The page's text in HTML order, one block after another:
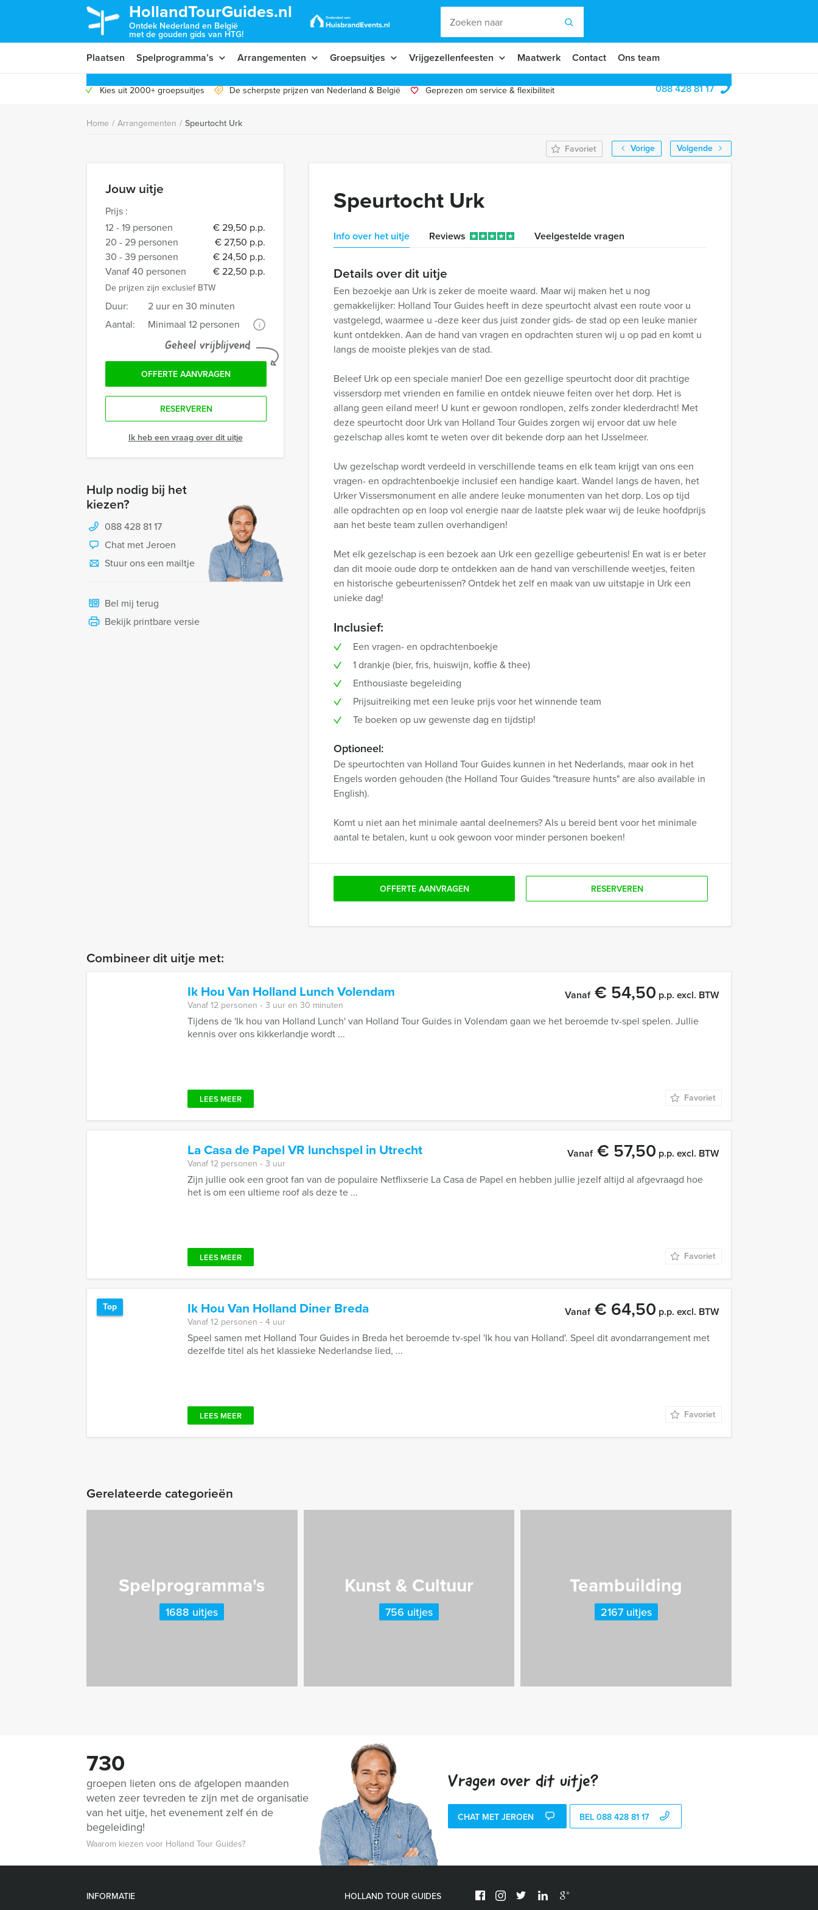
HollandTourGuides.nl
Ontdek Nederland en België
met de gouden gids van HTG!
Plaatsen Spelprogramma’s Arrangementen Groepsuitjes Vrijgezellenfeesten Maatwerk Contact Ons team
Kies uit 2000+ groepsuitjes De scherpste prijzen van Nederland & België Geprezen om service & flexibiliteit 088 428 81 17
Home / Arrangementen / Speurtocht Urk
Vorige
Volgende
Favoriet
Jouw uitje
Prijs :
12 - 19 personen
€ 29,50 p.p.
20 - 29 personen
€ 27,50 p.p.
30 - 39 personen
€ 24,50 p.p.
Vanaf 40 personen
€ 22,50 p.p.
De prijzen zijn exclusief BTW
Duur:
2 uur en 30 minuten
Aantal:
Minimaal 12 personen i
Geheel vrijblijvend
OFFERTE AANVRAGEN
RESERVEREN
Ik heb een vraag over dit uitje
Hulp nodig bij het
kiezen?
088 428 81 17
Chat met Jeroen
Stuur ons een mailtje
Bel mij terug
Bekijk printbare versie
Speurtocht Urk
Info over het uitje Reviews Veelgestelde vragen
Details over dit uitje
Een bezoekje aan Urk is zeker de moeite waard. Maar wij maken het u nog
gemakkelijker: Holland Tour Guides heeft in deze speurtocht alvast een route voor u
vastgelegd, waarmee u -deze keer dus juist zonder gids- de stad op een leuke manier
kunt ontdekken. Aan de hand van vragen en opdrachten sturen wij u op pad en komt u
langs de mooiste plekjes van de stad.
Beleef Urk op een speciale manier! Doe een gezellige speurtocht door dit prachtige
vissersdorp met vrienden en familie en ontdek nieuwe feiten over het dorp. Het is
allang geen eiland meer! U kunt er gewoon rondlopen, zelfs zonder klederdracht! Met
deze speurtocht door Urk van Holland Tour Guides zorgen wij ervoor dat uw hele
gezelschap alles komt te weten over dit bekende dorp aan het IJsselmeer.
Uw gezelschap wordt verdeeld in verschillende teams en elk team krijgt van ons een
vragen- en opdrachtenboekje inclusief een handige kaart. Wandel langs de haven, het
Urker Vissersmonument en alle andere leuke monumenten van het dorp. Los op tijd
alle opdrachten op en loop vol energie naar de laatste plek waar wij de leuke hoofdprijs
aan het beste team zullen overhandigen!
Met elk gezelschap is een bezoek aan Urk een gezellige gebeurtenis! En wat is er beter
dan dit mooie oude dorp te ontdekken aan de hand van verschillende weetjes, feiten
en historische gebeurtenissen? Ontdek het zelf en maak van uw uitstapje in Urk een
unieke dag!
Inclusief:
Een vragen- en opdrachtenboekje
1 drankje (bier, fris, huiswijn, koffie & thee)
Enthousiaste begeleiding
Prijsuitreiking met een leuke prijs voor het winnende team
Te boeken op uw gewenste dag en tijdstip!
Optioneel:
De speurtochten van Holland Tour Guides kunnen in het Nederlands, maar ook in het
Engels worden gehouden (the Holland Tour Guides "treasure hunts" are also available in
English).
Komt u niet aan het minimale aantal deelnemers? Als u bereid bent voor het minimale
aantal te betalen, kunt u ook gewoon voor minder personen boeken!
OFFERTE AANVRAGEN RESERVEREN
Combineer dit uitje met:
Ik Hou Van Holland Lunch Volendam
Vanaf€ 54,50 p.p. excl. BTW
Vanaf 12 personen ‐ 3 uur en 30 minuten
Tijdens de 'Ik hou van Holland Lunch' van Holland Tour Guides in Volendam gaan we het beroemde tv-spel spelen. Jullie
kennis over ons kikkerlandje wordt ...
LEES MEER Favoriet
La Casa de Papel VR lunchspel in Utrecht Vanaf€ 57,50 p.p. excl. BTW
Vanaf 12 personen ‐ 3 uur
Zijn jullie ook een groot fan van de populaire Netflixserie La Casa de Papel en hebben jullie jezelf altijd al afgevraagd hoe
het is om een ultieme roof als deze te ...
LEES MEER Favoriet
Ik Hou Van Holland Diner Breda
Top Vanaf€ 64,50 p.p. excl. BTW
Vanaf 12 personen ‐ 4 uur
Speel samen met Holland Tour Guides in Breda het beroemde tv-spel 'Ik hou van Holland'. Speel dit avondarrangement met
dezelfde titel als het klassieke Nederlandse lied, ...
LEES MEER Favoriet
Gerelateerde categorieën
Spelprogramma's
1688 uitjes
Kunst & Cultuur
756 uitjes
Teambuilding
2167 uitjes
730
groepen lieten ons de afgelopen maanden
weten zeer tevreden te zijn met de organisatie
van het uitje, het evenement zelf én de
begeleiding!
Waarom kiezen voor Holland Tour Guides?
Vragen over dit uitje?
CHAT MET JEROEN BEL 088 428 81 17
INFORMATIE
HOLLAND TOUR GUIDES